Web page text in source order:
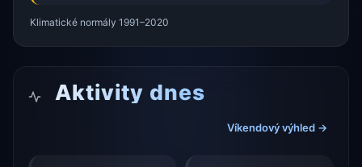
Klimatické normály 1991–2020
Aktivity dnes
Víkendový výhled →